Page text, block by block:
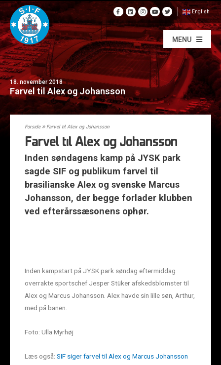
English
MENU
18. november 2018
Farvel til Alex og Johansson
Forside»Farvel til Alex og Johansson
Farvel til Alex og Johansson
Inden søndagens kamp på JYSK park
sagde SIF og publikum farvel til
brasilianske Alex og svenske Marcus
Johansson, der begge forlader klubben
ved efterårssæsonens ophør.
Inden kampstart på JYSK park søndag eftermiddag
overrakte sportschef Jesper Stüker afskedsblomster til
Alex og Marcus Johansson. Alex havde sin lille søn, Arthur,
med på banen.
Foto: Ulla Myrhøj
Læs også: SIF siger farvel til Alex og Marcus Johansson